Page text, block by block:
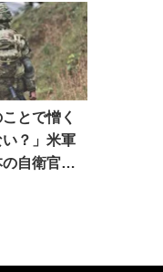
ことで憎く
？」米軍
自衛官に